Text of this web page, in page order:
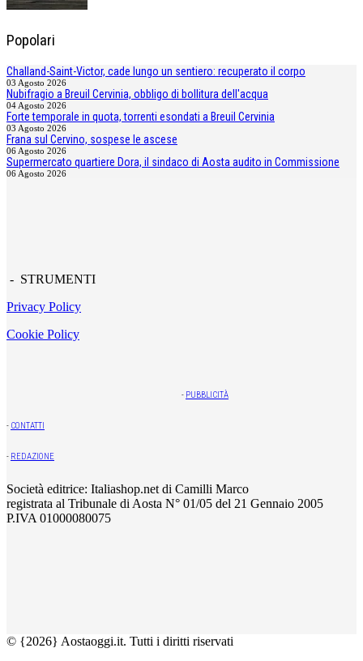
Popolari
Challand-Saint-Victor, cade lungo un sentiero: recuperato il corpo
03 Agosto 2026
Nubifragio a Breuil Cervinia, obbligo di bollitura dell'acqua
04 Agosto 2026
Forte temporale in quota, torrenti esondati a Breuil Cervinia
03 Agosto 2026
Frana sul Cervino, sospese le ascese
06 Agosto 2026
Supermercato quartiere Dora, il sindaco di Aosta audito in Commissione
06 Agosto 2026
- STRUMENTI
Privacy Policy
Cookie Policy
- PUBBLICITÀ
- CONTATTI
- REDAZIONE
Società editrice: Italiashop.net di Camilli Marco
registrata al Tribunale di Aosta N° 01/05 del 21 Gennaio 2005
P.IVA 01000080075
© {2026} Aostaoggi.it. Tutti i diritti riservati